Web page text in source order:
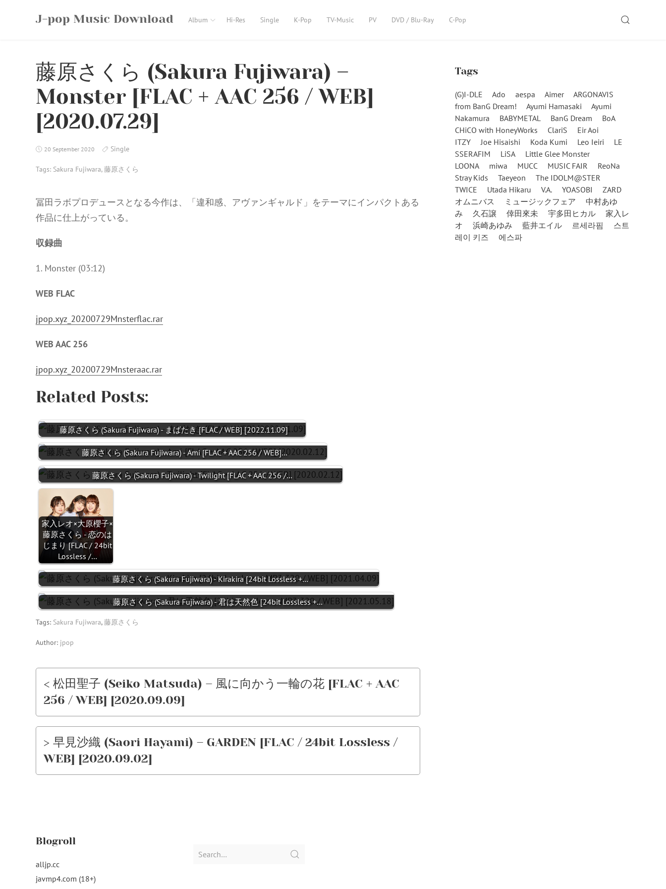
J-pop Music Download Album Hi-Res Single K-Pop TV-Music PV DVD / Blu-Ray C-Pop SEARCH
藤原さくら (Sakura Fujiwara) –
Monster [FLAC + AAC 256 / WEB]
[2020.07.29]
20 September 2020 Single
Tags: Sakura Fujiwara,藤原さくら
冨田ラボプロデュースとなる今作は、「違和感、アヴァンギャルド」をテーマにインパクトある
作品に仕上がっている。
収録曲
1. Monster (03:12)
WEB FLAC
jpop.xyz_20200729Mnsterflac.rar
WEB AAC 256
jpop.xyz_20200729Mnsteraac.rar
Related Posts:
藤原さくら (Sakura Fujiwara) - まばたき [FLAC / WEB] [2022.11.09]
藤原さくら (Sakura Fujiwara) - Ami [FLAC + AAC 256 / WEB]…
藤原さくら (Sakura Fujiwara) - Twilight [FLAC + AAC 256 /…
家入レオ×大原櫻子×
藤原さくら - 恋のは
じまり [FLAC / 24bit
Lossless /…
藤原さくら (Sakura Fujiwara) - Kirakira [24bit Lossless +…
藤原さくら (Sakura Fujiwara) - 君は天然色 [24bit Lossless +…
Tags: Sakura Fujiwara,藤原さくら
Author: jpop
< 松田聖子 (Seiko Matsuda) – 風に向かう一輪の花 [FLAC + AAC
256 / WEB] [2020.09.09]
> 早見沙織 (Saori Hayami) – GARDEN [FLAC / 24bit Lossless /
WEB] [2020.09.02]
Tags
(G)I-DLE Ado aespa Aimer
ARGONAVIS
from BanG Dream!
Ayumi Hamasaki
Ayumi
Nakamura
BABYMETAL BanG Dream
BoA
CHiCO with HoneyWorks
ClariS
Eir Aoi
ITZY
Joe Hisaishi Koda Kumi Leo Ieiri
LE
SSERAFIM
LiSA
Little Glee Monster
LOONA
miwa MUCC MUSIC FAIR
ReoNa
Stray Kids
Taeyeon
The IDOLM@STER
TWICE
Utada Hikaru V.A. YOASOBI
ZARD
オムニバス
ミュージックフェア
中村あゆ
み
久石譲 倖田來未 宇多田ヒカル
家入レ
オ
浜崎あゆみ 藍井エイル 르세라핌
스트
레이 키즈
에스파
Blogroll
alljp.cc
javmp4.com (18+)
Search